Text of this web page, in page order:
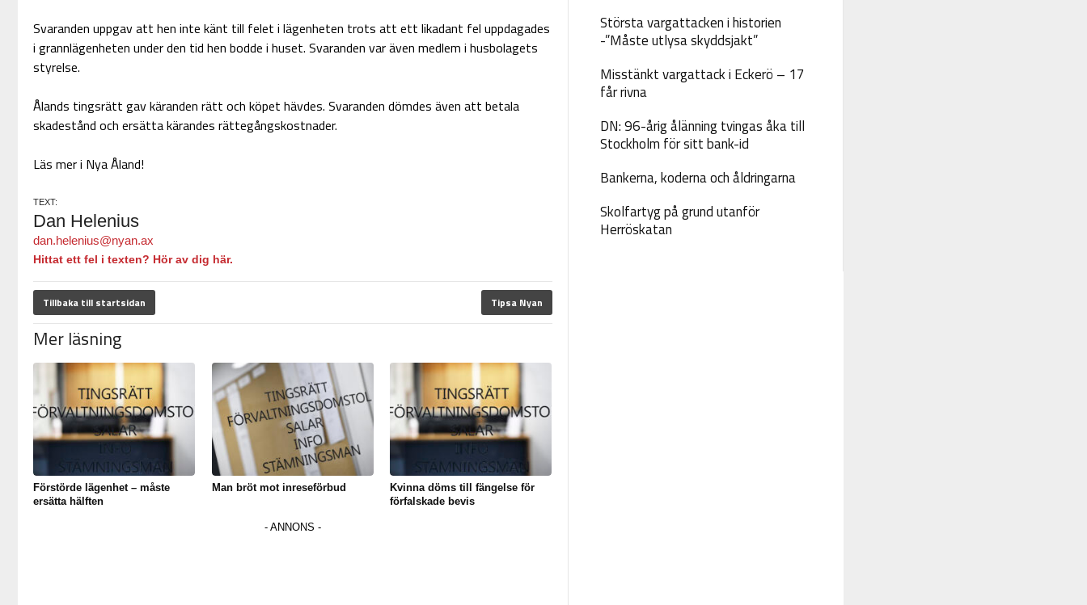
Svaranden uppgav att hen inte känt till felet i lägenheten trots att ett likadant fel uppdagades
i grannlägenheten under den tid hen bodde i huset. Svaranden var även medlem i husbolagets
styrelse.
Ålands tingsrätt gav käranden rätt och köpet hävdes. Svaranden dömdes även att betala
skadestånd och ersätta kärandes rättegångskostnader.
Läs mer i Nya Åland!
TEXT:
Dan Helenius
dan.helenius@nyan.ax
Hittat ett fel i texten? Hör av dig här.
Tillbaka till startsidan Tipsa Nyan
Mer läsning
Förstörde lägenhet – måste
ersätta hälften
Man bröt mot inreseförbud
Kvinna döms till fängelse för
förfalskade bevis
Största vargattacken i historien
-”Måste utlysa skyddsjakt”
Misstänkt vargattack i Eckerö – 17
får rivna
DN: 96-årig ålänning tvingas åka till
Stockholm för sitt bank-id
Bankerna, koderna och åldringarna
Skolfartyg på grund utanför
Herröskatan